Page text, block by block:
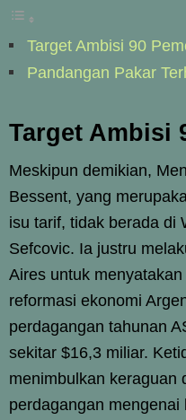
Target Ambisi 90
Pandangan Pakar
Target Ambisi
Meskipun demikian,
Bessent, yang
isu tarif, tidak berada di
Sefcovic. Ia justru
Aires untuk
reformasi ekonomi
perdagangan tahunan
sekitar $16,3 miliar.
menimbulkan keraguan
perdagangan